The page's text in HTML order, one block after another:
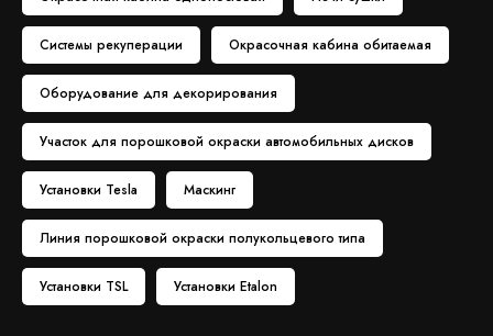
Системы рекуперации Окрасочная кабина обитаемая
Оборудование для декорирования
Участок для порошковой окраски автомобильных дисков
Установки Tesla Маскинг
Линия порошковой окраски полукольцевого типа
Установки TSL Установки Etalon